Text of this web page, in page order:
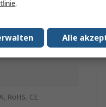
RoHS, CE
.
Alle